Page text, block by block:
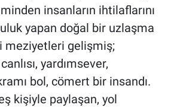
insanların ihtilaflarını
yapan doğal bir uzlaşma
meziyetleri gelişmiş;
yardımsever,
bol, cömert bir insandı.
kişiyle paylaşan, yol